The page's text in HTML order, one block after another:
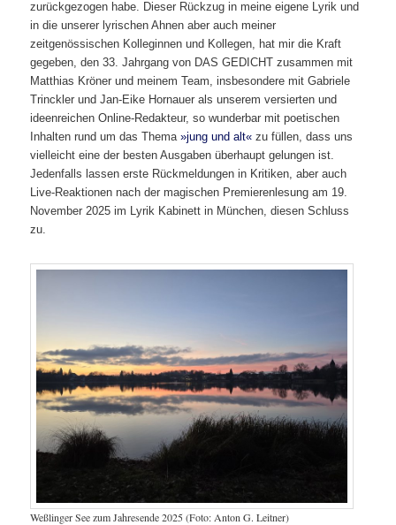
zurückgezogen habe. Dieser Rückzug in meine eigene Lyrik und
in die unserer lyrischen Ahnen aber auch meiner
zeitgenössischen Kolleginnen und Kollegen, hat mir die Kraft
gegeben, den 33. Jahrgang von DAS GEDICHT zusammen mit
Matthias Kröner und meinem Team, insbesondere mit Gabriele
Trinckler und Jan-Eike Hornauer als unserem versierten und
ideenreichen Online-Redakteur, so wunderbar mit poetischen
Inhalten rund um das Thema»jung und alt« zu füllen, dass uns
vielleicht eine der besten Ausgaben überhaupt gelungen ist.
Jedenfalls lassen erste Rückmeldungen in Kritiken, aber auch
Live-Reaktionen nach der magischen Premierenlesung am 19.
November 2025 im Lyrik Kabinett in München, diesen Schluss
zu.
Weßlinger See zum Jahresende 2025 (Foto: Anton G. Leitner)